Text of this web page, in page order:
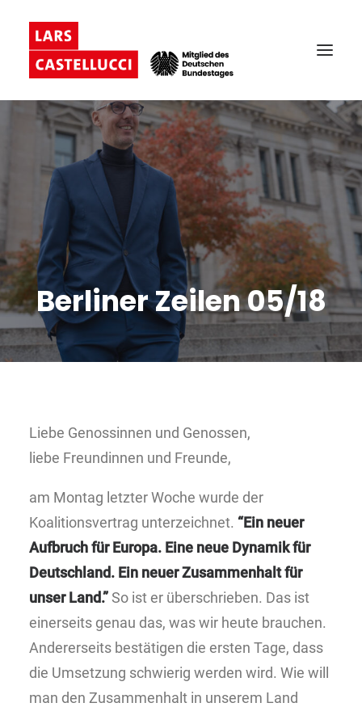
Berliner Zeilen 05/18
Liebe Genossinnen und Genossen,
liebe Freundinnen und Freunde,
am Montag letzter Woche wurde der
Koalitionsvertrag unterzeichnet. “Ein neuer
Aufbruch für Europa. Eine neue Dynamik für
Deutschland. Ein neuer Zusammenhalt für
unser Land.”So ist er überschrieben. Das ist
einerseits genau das, was wir heute brauchen.
Andererseits bestätigen die ersten Tage, dass
die Umsetzung schwierig werden wird. Wie will
man den Zusammenhalt in unserem Land